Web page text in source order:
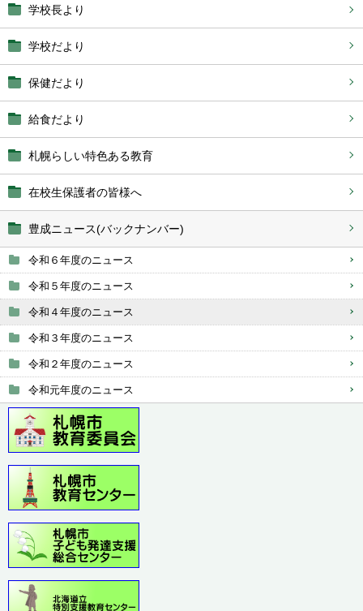
学校長より
学校だより
保健だより
給食だより
札幌らしい特色ある教育
在校生保護者の皆様へ
豊成ニュース(バックナンバー)
令和６年度のニュース
令和５年度のニュース
令和４年度のニュース
令和３年度のニュース
令和２年度のニュース
令和元年度のニュース